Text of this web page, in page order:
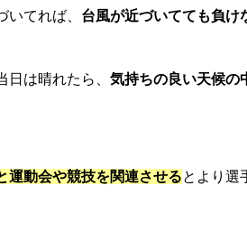
いてれば、 台風が近づいてても負け
日は晴れたら、 気持ちの良い天候の
運動会や競技を関連させるとより選